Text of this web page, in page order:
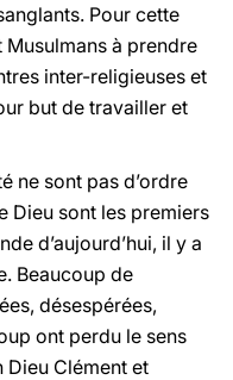
Pour cette
Musulmans à prendre
inter-religieuses et
but de travailler et
ne sont pas d’ordre
Dieu sont les premiers
d’aujourd’hui, il y a
Beaucoup de
désespérées,
ont perdu le sens
Dieu Clément et